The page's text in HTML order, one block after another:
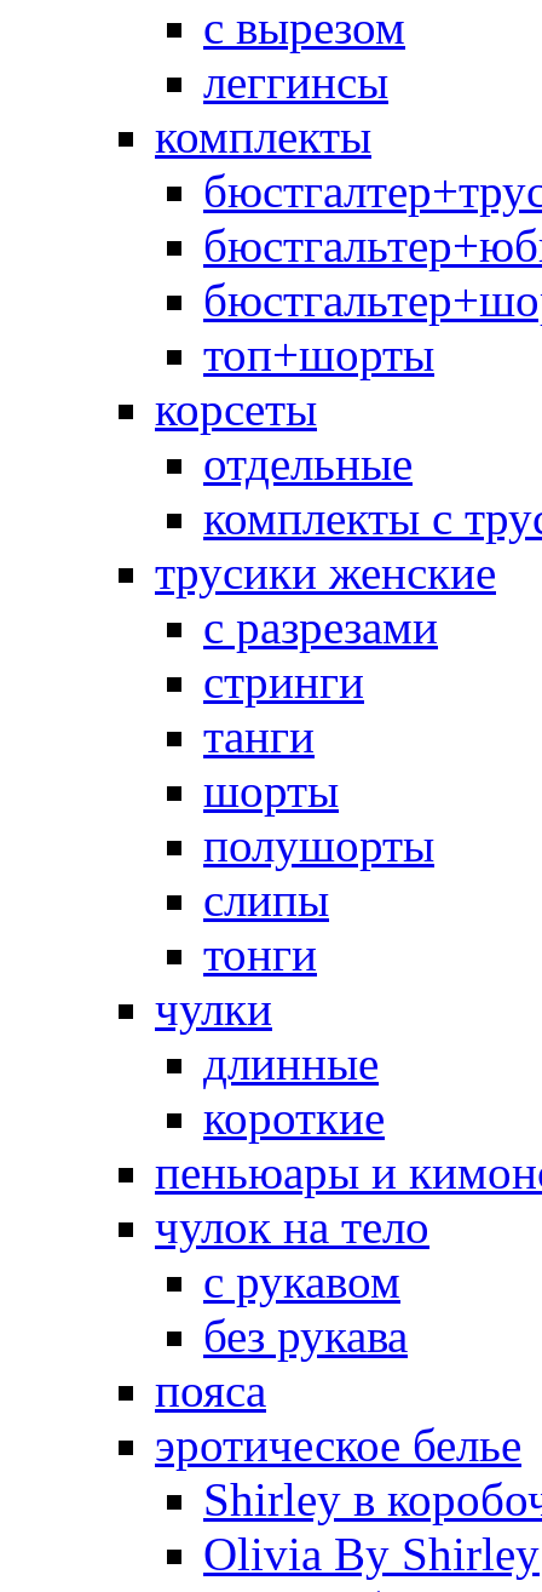
с вырезом
леггинсы
комплекты
топ+шорты
корсеты
отдельные
комплекты с
трусики женские
с разрезами
стринги
танги
шорты
полушорты
слипы
тонги
чулки
длинные
короткие
пеньюары и
чулок на тело
с рукавом
без рукава
пояса
эротическое белье
Shirley в
Olivia By Shirley